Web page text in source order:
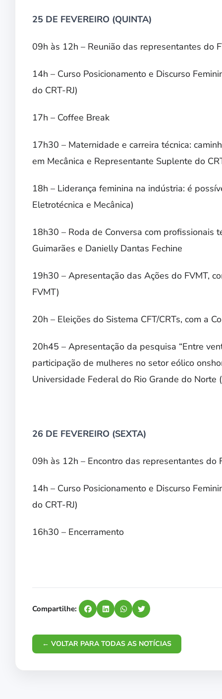
25 DE FEVEREIRO (QUINTA)
09h às 12h – Reunião das representantes do
14h – Curso Posicionamento e Discurso
do CRT-RJ)
17h – Coffee Break
17h30 – Maternidade e carreira técnica:
em Mecânica e Representante Suplente do
18h – Liderança feminina na indústria: é
Eletrotécnica e Mecânica)
18h30 – Roda de Conversa com profissionais
Guimarães e Danielly Dantas Fechine
19h30 – Apresentação das Ações do FVMT,
FVMT)
20h – Eleições do Sistema CFT/CRTs, com a
20h45 – Apresentação da pesquisa “Entre
participação de mulheres no setor eólico
Universidade Federal do Rio Grande do Norte
26 DE FEVEREIRO (SEXTA)
09h às 12h – Encontro das representantes do
14h – Curso Posicionamento e Discurso
do CRT-RJ)
16h30 – Encerramento
Compartilhe:
← VOLTAR PARA TODAS AS NOTÍCIAS